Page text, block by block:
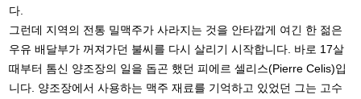
다.
그런데 지역의 전통 밀맥주가 사라지는 것을 안타깝게 여긴 한 젊은
우유 배달부가 꺼져가던 불씨를 다시 살리기 시작합니다. 바로 17살
때부터 톰신 양조장의 일을 돕곤 했던 피에르 셀리스(Pierre Celis)입
니다. 양조장에서 사용하는 맥주 재료를 기억하고 있었던 그는 고수